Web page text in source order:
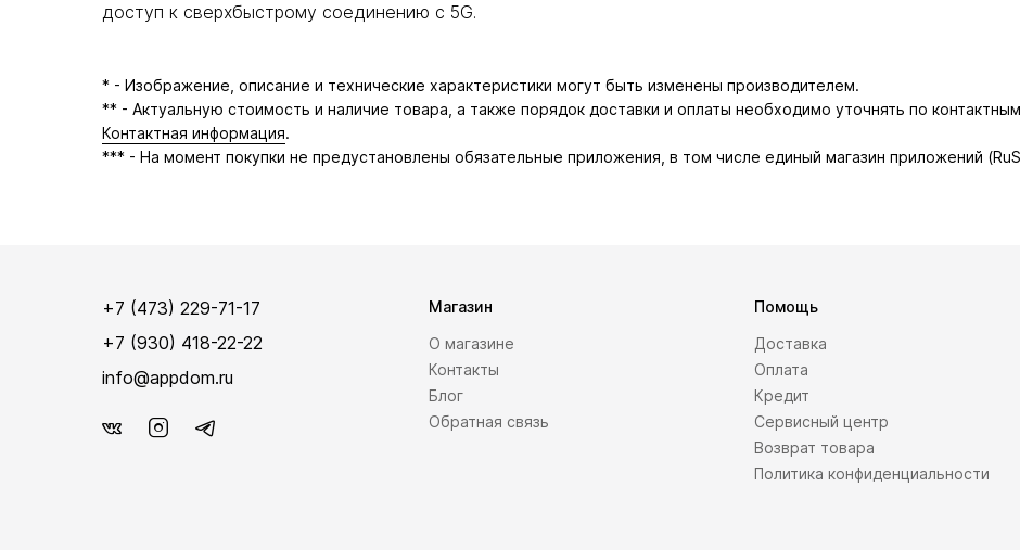
доступ к сверхбыстрому соединению с 5G.
* - Изображение, описание и технические характеристики могут быть изменены производителем.
** - Актуальную стоимость и наличие товара, а также порядок доставки и оплаты необходимо уточнять по
Контактная информация.
*** - На момент покупки не предустановлены обязательные приложения, в том числе единый магазин приложений
+7 (473) 229-71-17
+7 (930) 418-22-22
info@appdom.ru
Магазин
О магазине
Контакты
Блог
Обратная связь
Помощь
Доставка
Оплата
Кредит
Сервисный центр
Возврат товара
Политика конфиденциальности